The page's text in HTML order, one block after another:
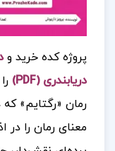
پروژه کده خرید و
دریابندری (PDF)
معنای رمان را در